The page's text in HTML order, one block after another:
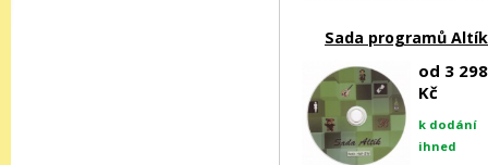
Sada programů Altík
od 3 298
Kč
k dodání
ihned